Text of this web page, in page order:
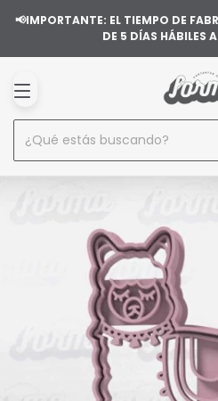
📢IMPORTANTE: EL TIEMPO DE
DE 5 DÍAS HÁBILES